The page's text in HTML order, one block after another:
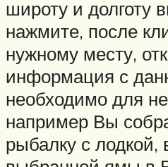
широту и долготу
нажмите, после
нужному месту,
информация с
необходимо для
например Вы
рыбалку с лодкой,